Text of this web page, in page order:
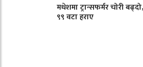
मधेशमा ट्रान्सफर्मर चोरी
९९ वटा हराए